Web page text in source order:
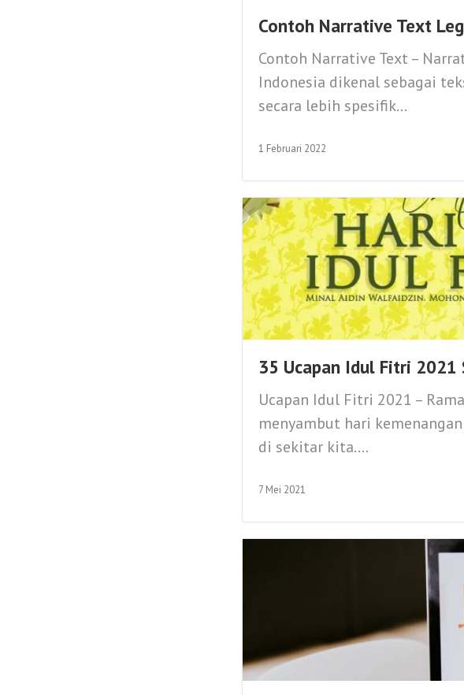
Contoh Narrative Text
Contoh Narrative Text –
Indonesia dikenal sebagai
secara lebih spesifik...
1 Februari 2022
35 Ucapan Idul Fitri 2021
Ucapan Idul Fitri 2021 –
menyambut hari
di sekitar kita....
7 Mei 2021